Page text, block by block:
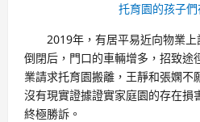
托育園的孩子們
2019年，有居平易近向物業
倒閉后，門口的車輛增多，招致途
業請求托育園搬離，王靜和張嫻不
沒有現實證據證實家庭園的存在損
終極勝訴。